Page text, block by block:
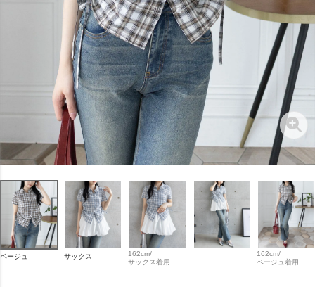
ベージュ サックス
162cm/
サックス着用
162cm/
ベージュ着用